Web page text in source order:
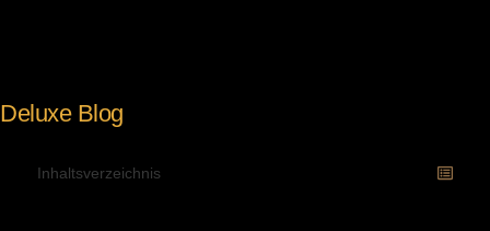
Deluxe Blog
Inhaltsverzeichnis